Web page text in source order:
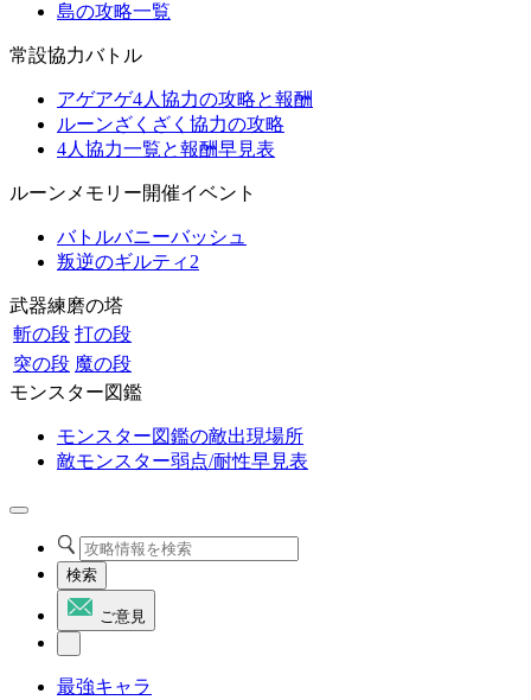
島の攻略一覧
常設協力バトル
アゲアゲ4人協力の攻略と報酬
ルーンざくざく協力の攻略
4人協力一覧と報酬早見表
ルーンメモリー開催イベント
バトルバニーバッシュ
叛逆のギルティ2
武器練磨の塔
斬の段 打の段
突の段 魔の段
モンスター図鑑
モンスター図鑑の敵出現場所
敵モンスター弱点/耐性早見表
検索
ご意見
最強キャラ